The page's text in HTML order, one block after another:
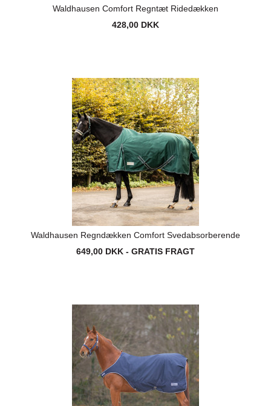
Waldhausen Comfort Regntæt Ridedækken
428,00 DKK
Waldhausen Regndækken Comfort Svedabsorberende
649,00 DKK - GRATIS FRAGT